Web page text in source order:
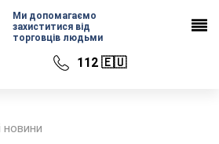
Ми допомагаємо
захиститися від
торговців людьми
112 🇪🇺
новини